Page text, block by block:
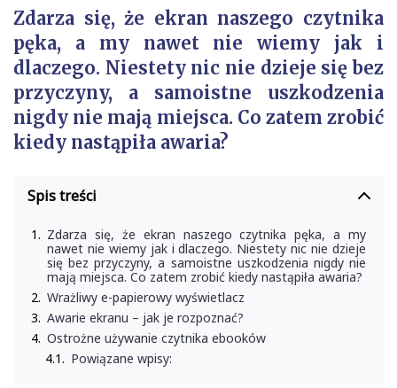
Zdarza się, że ekran naszego czytnika
pęka, a my nawet nie wiemy jak i
dlaczego. Niestety nic nie dzieje się bez
przyczyny, a samoistne uszkodzenia
nigdy nie mają miejsca. Co zatem zrobić
kiedy nastąpiła awaria?
Spis treści
Zdarza się, że ekran naszego czytnika pęka, a my
nawet nie wiemy jak i dlaczego. Niestety nic nie dzieje
się bez przyczyny, a samoistne uszkodzenia nigdy nie
mają miejsca. Co zatem zrobić kiedy nastąpiła awaria?
Wrażliwy e-papierowy wyświetlacz
Awarie ekranu – jak je rozpoznać?
Ostrożne używanie czytnika ebooków
Powiązane wpisy: